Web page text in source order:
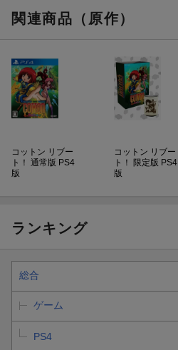
グネット+【先
着購入外付特
N」)
関連商品（原作）
コットン リブー
ト！ 通常版 PS4
版
コットン リブー
ト！ 限定版 PS4
版
ランキング
総合
ゲーム
PS4